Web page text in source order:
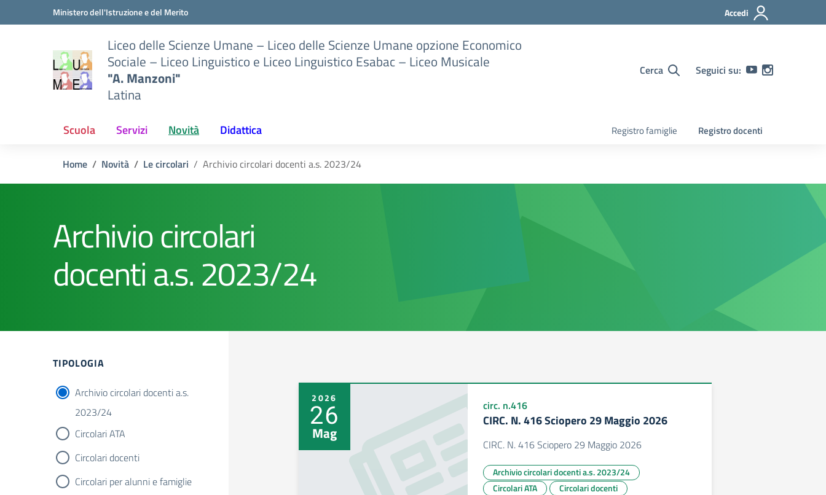
Vai ai contenuti
Vai al menu di navigazioneMinistero dell'Istruzione e del Merito Accedi
Liceo delle Scienze Umane – Liceo delle Scienze Umane opzione Economico
Sociale – Liceo Linguistico e Liceo Linguistico Esabac – Liceo Musicale
"A. Manzoni"
Latina
Cerca Seguici su:
Scuola Servizi Novità Didattica Registro famiglie Registro docenti
Home Novità Le circolari Archivio circolari docenti a.s. 2023/24
Archivio circolari
docenti a.s. 2023/24
TIPOLOGIA
Archivio circolari docenti a.s.
2023/24
Circolari ATA
Circolari docenti
Circolari per alunni e famiglie
2026
26
Mag
circ. n.416
CIRC. N. 416 Sciopero 29 Maggio 2026
CIRC. N. 416 Sciopero 29 Maggio 2026
Archivio circolari docenti a.s. 2023/24
Circolari ATA
Circolari docenti